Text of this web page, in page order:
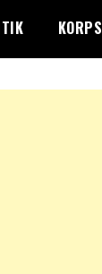
KORPS